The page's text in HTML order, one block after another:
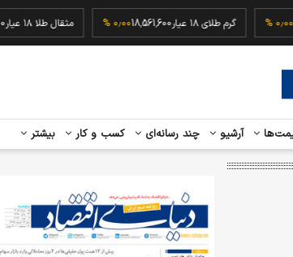
188,000 گرم طلای ۱۸ عیار 18,561,600 مثقال طلا ۱۸ عیار
آرشیو چند رسانه‌ای کسب و کار بیشتر